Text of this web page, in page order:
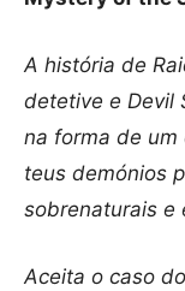
A história de
detetive e Devil
na forma de um
teus demónios
sobrenaturais e
Aceita o caso